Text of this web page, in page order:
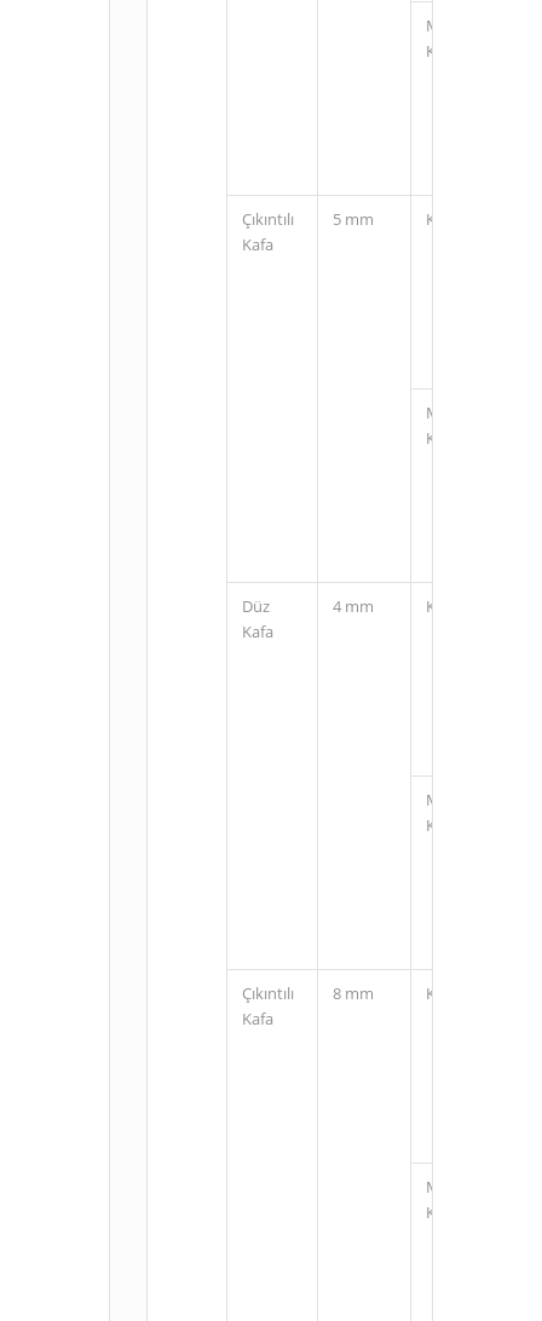
M12
Konnektörlü
Çıkıntılı
Kafa
5 mm Kablolu
M12
Konnektörlü
Düz
Kafa
4 mm Kablolu
M12
Konnektörlü
Çıkıntılı
Kafa
8 mm Kablolu
M12
Konnektörlü